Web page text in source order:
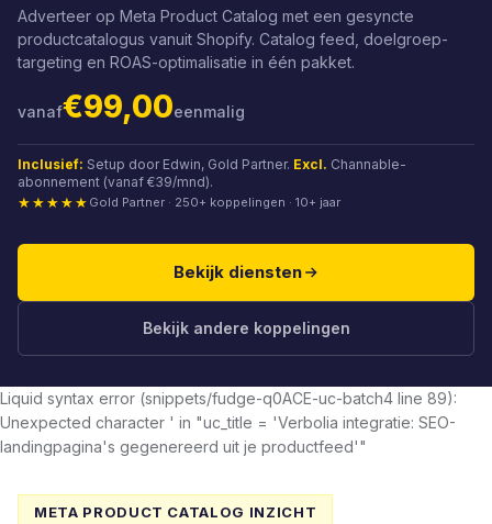
Adverteer op Meta Product Catalog met een gesyncte
productcatalogus vanuit Shopify. Catalog feed, doelgroep-
targeting en ROAS-optimalisatie in één pakket.
vanaf€99,00eenmalig
Inclusief: Setup door Edwin, Gold Partner. Excl. Channable-
abonnement (vanaf €39/mnd).
★★★★★ Gold Partner · 250+ koppelingen · 10+ jaar
Bekijk diensten
Bekijk andere koppelingen
Liquid syntax error (snippets/fudge-q0ACE-uc-batch4 line 89):
Unexpected character ' in "uc_title = 'Verbolia integratie: SEO-
landingpagina's gegenereerd uit je productfeed'"
META PRODUCT CATALOG INZICHT